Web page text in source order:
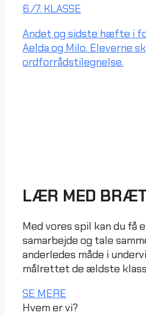
6./7. KLASSE
Andet og sidste hæfte i
Aelda og Milo. Eleverne
ordforrådstilegnelse.
LÆR MED
Med vores spil kan du få
samarbejde og tale
anderledes måde i
målrettet de ældste
SE MERE
Hvem er vi?